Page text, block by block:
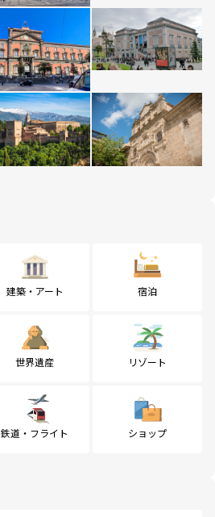
建築・アート 宿泊
世界遺産 リゾート
鉄道・フライト ショップ